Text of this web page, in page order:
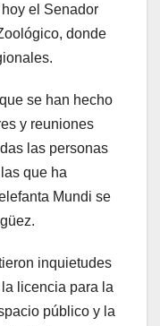
el Senador
donde
se han hecho
y reuniones
las personas
que ha
Mundi se
inquietudes
licencia para la
público y la